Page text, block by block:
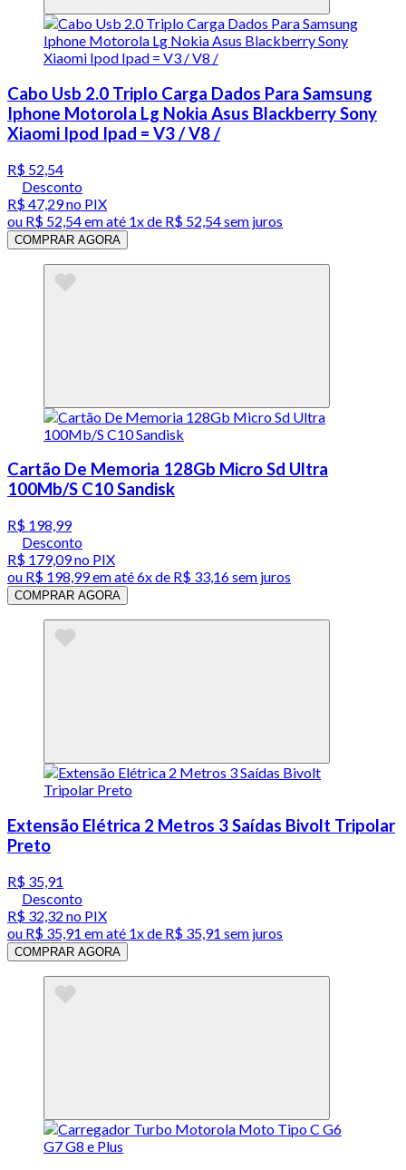
Cabo Usb 2.0 Triplo Carga Dados Para Samsung
Iphone Motorola Lg Nokia Asus Blackberry Sony
Xiaomi Ipod Ipad = V3 / V8 /
R$ 52,54
Desconto
R$ 47,29no PIX
ou R$ 52,54em até 1x de R$ 52,54sem juros
COMPRAR AGORA
Cartão De Memoria 128Gb Micro Sd Ultra
100Mb/S C10 Sandisk
R$ 198,99
Desconto
R$ 179,09no PIX
ou R$ 198,99em até6x de R$ 33,16 sem juros
COMPRAR AGORA
Extensão Elétrica 2 Metros 3 Saídas Bivolt Tripolar
Preto
R$ 35,91
Desconto
R$ 32,32 no PIX
ou R$ 35,91 em até 1x de R$ 35,91 sem juros
COMPRAR AGORA